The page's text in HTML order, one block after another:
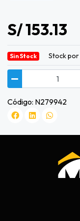
S/ 153.13
Sin Stock Stock por
Código: N279942